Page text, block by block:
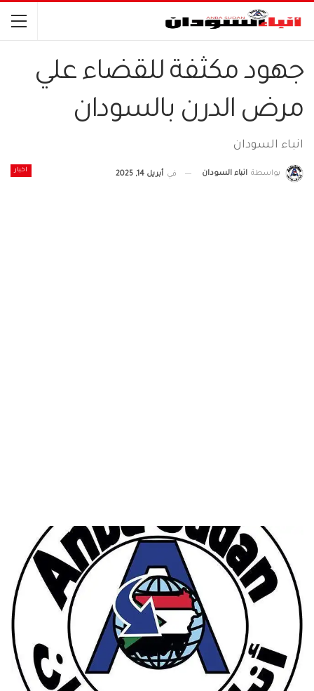
جهود مكثفة للقضاء علي
مرض الدرن بالسودان
انباء السودان
اخبار بواسطة انباء السودان في أبريل 14, 2025